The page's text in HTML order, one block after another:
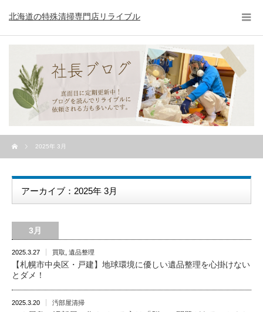
北海道の特殊清掃専門店リライブル
2025年 3月
アーカイブ：2025年 3月
3月
2025.3.27 買取 遺品整理
【札幌市中央区・戸建】地球環境に優しい遺品整理を心掛けない
とダメ！
2025.3.20 汚部屋清掃